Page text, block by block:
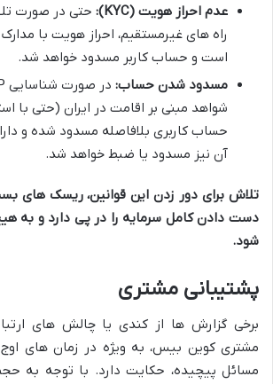
عدم احراز هویت (KYC):
حتی در صورت
راه های غیرمستقیم، احراز هویت با
است و حساب کاربر مسدود خواهد شد.
مسدود شدن حساب:
حساب کاربری بلافاصله مسدود شده و
آن نیز مسدود یا ضبط خواهد شد.
تلاش برای دور زدن این قوانین، ریسک های
دست دادن کامل سرمایه را در پی دارد و به
شود.
پشتیبانی مشتری
برخی گزارش ها از کندی یا چالش های
مشتری کوین بیس، به ویژه در زمان های
مسائل پیچیده، حکایت دارد. با توجه به